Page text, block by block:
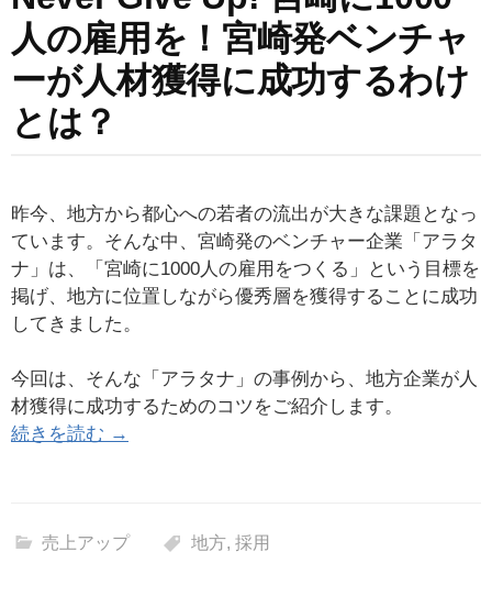
人の雇用を！宮崎発ベンチャ
ーが人材獲得に成功するわけ
とは？
昨今、地方から都心への若者の流出が大きな課題となっ
ています。そんな中、宮崎発のベンチャー企業「アラタ
ナ」は、「宮崎に1000人の雇用をつくる」という目標を
掲げ、地方に位置しながら優秀層を獲得することに成功
してきました。
今回は、そんな「アラタナ」の事例から、地方企業が人
材獲得に成功するためのコツをご紹介します。
続きを読む →
売上アップ 地方, 採用